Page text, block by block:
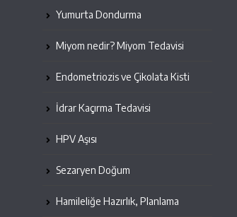
Yumurta Dondurma
Miyom nedir? Miyom Tedavisi
Endometriozis ve Çikolata Kisti
İdrar Kaçırma Tedavisi
HPV Aşısı
Sezaryen Doğum
Hamileliğe Hazırlık, Planlama